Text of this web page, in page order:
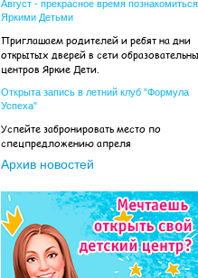
Август - прекрасное время
Яркими Детьми
Приглашаем родителей и ребят на дни
открытых дверей в сети
центров Яркие Дети.
Открыта запись в летний клуб "Формула
Успеха"
Успейте забронировать место по
спецпредложению апреля
Архив новостей